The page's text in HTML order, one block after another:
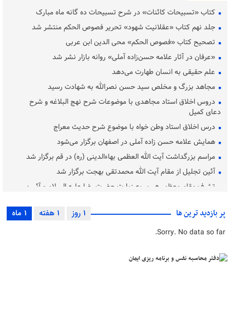
کتاب «تسبیحات کائنات» در شرح تسبیحات ده‌ گانه ماه مبارک
جلد نهم کتاب «عقلانیت شهود» تحریر فصوص الحکم منتشر شد
تصحیح کتاب «فصوص الحکم» محی الدین ابن عربی
«عرفان در آثار علامه حسن‌زاده آملی» روانه بازار نشر شد
علم حقیقی به انسان طهارت می‌دهد
مجاهد بزرگ و مخلص سید حسن نصرالله به شهادت رسید
دروس اخلاق استاد مجاهدی با موضوعات شرح نهج البلاغه و شرح
دعای کمیل
درس اخلاق استاد وطن خواه با موضوع شرح حدیث معراج
همایش علامه حسن زاده آملی در اصفهان برگزار می‌شود
مراسم بزرگداشت آیت‌ الله العظمی بهاءالدینی (ره) در قم برگزار شد
آئین تجلیل از مقام آیت الله محمدتقی بهجت برگزار شد
تشرف مقام معظم رهبری به زیارت حضرت رضا علیه السلام و آئیین
بررسی مسئله «کاربست اخلاق در فرایند مشاوره»
حضرت آیت الله محفوظی به دیار باقی شتافت
بزرگ ترین بحران جوامع غرب بی‌اخلاقی است
پر بازدید ترین ها 1 ماه 1 هفته 1 روز
Sorry. No data so far.